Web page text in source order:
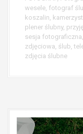
wesele fotograf
koszalin
plener ślubny,
sesja fotograficzna
zdjęciowa ślub
zdjęcia ślubne